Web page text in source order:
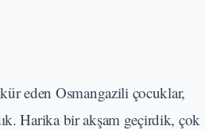
eden Osmangazili çocuklar,
Harika bir akşam geçirdik, çok